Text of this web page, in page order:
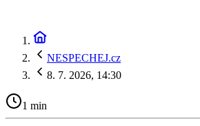
NESPECHEJ.cz
8. 7. 2026, 14:30
1 min